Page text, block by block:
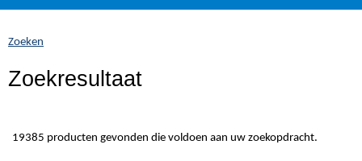
naar zich
hier:
Zoeken
Zoekresultaat
19385 producten gevonden die voldoen aan uw zoekopdracht.